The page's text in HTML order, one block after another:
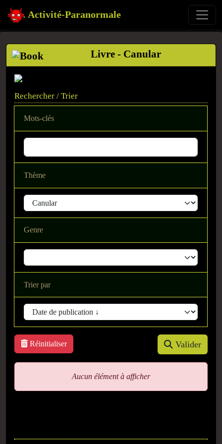
Activité-Paranormale
Livre - Canular
Rechercher / Trier
Mots-clés
Thème
Genre
Trier par
Valider
Réinitialiser
Aucun élément à afficher